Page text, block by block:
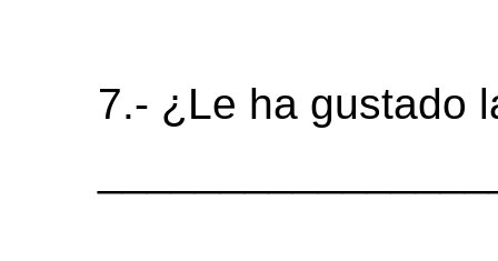
7.- ¿Le ha gustado